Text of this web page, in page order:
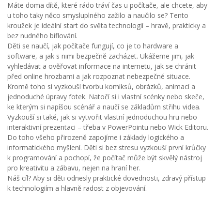
Máte doma dítě, které rádo tráví čas u počítače, ale chcete, aby
u toho taky něco smysluplného zažilo a naučilo se? Tento
kroužek je ideální start do světa technologií – hravě, prakticky a
bez nudného biflování.
Děti se naučí, jak počítače fungují, co je to hardware a
software, a jak s nimi bezpečně zacházet. Ukážeme jim, jak
vyhledávat a ověřovat informace na internetu, jak se chránit
před online hrozbami a jak rozpoznat nebezpečné situace.
Kromě toho si vyzkouší tvorbu komiksů, obrázků, animací a
jednoduché úpravy fotek. Natočí si i vlastní scénky nebo skeče,
ke kterým si napíšou scénář a naučí se základům střihu videa.
Vyzkouší si také, jak si vytvořit vlastní jednoduchou hru nebo
interaktivní prezentaci – třeba v PowerPointu nebo Wick Editoru.
Do toho všeho přirozeně zapojíme i základy logického a
informatického myšlení. Děti si bez stresu vyzkouší první krůčky
k programování a pochopí, že počítač může být skvělý nástroj
pro kreativitu a zábavu, nejen na hraní her.
Náš cíl? Aby si děti odnesly praktické dovednosti, zdravý přístup
k technologiím a hlavně radost z objevování.